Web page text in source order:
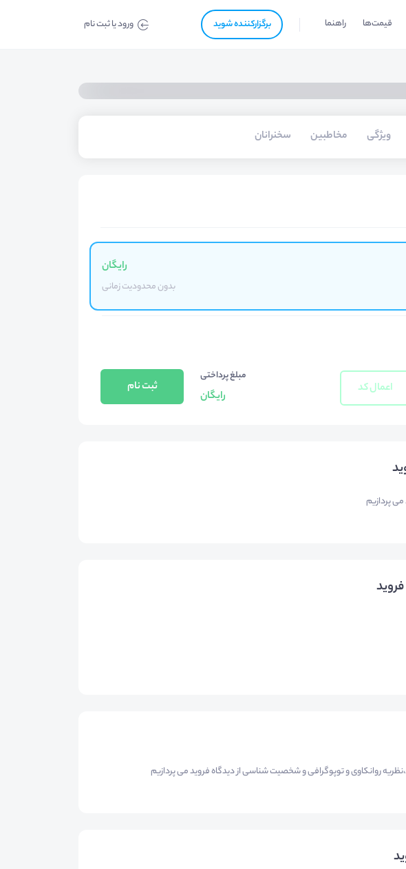
قیمت‌ها راهنما برگزار‌‌کننده شوید ورود یا ثبت نام
ویژگی مخاطبین سخنرانان
رایگان
بدون محدودیت زمانی
اعمال کد
مبلغ پرداختی
رایگان
ثبت نام
پردازیم
روانکاوی و توپوگرافی و شخصیت شناسی از دیدگاه فروید می پردازیم